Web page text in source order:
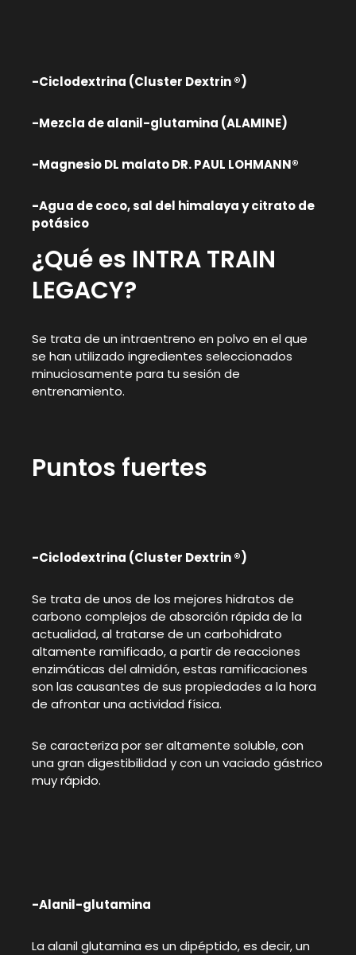
-Ciclodextrina (Cluster Dextrin ®)
-Mezcla de alanil-glutamina (ALAMINE)
-Magnesio DL malato DR. PAUL LOHMANN®
-Agua de coco, sal del himalaya y citrato de
potásico
¿Qué es INTRA TRAIN
LEGACY?
Se trata de un intraentreno en polvo en el que
se han utilizado ingredientes seleccionados
minuciosamente para tu sesión de
entrenamiento.
Puntos fuertes
-Ciclodextrina (Cluster Dextrin ®)
Se trata de unos de los mejores hidratos de
carbono complejos de absorción rápida de la
actualidad, al tratarse de un carbohidrato
altamente ramificado, a partir de reacciones
enzimáticas del almidón, estas ramificaciones
son las causantes de sus propiedades a la hora
de afrontar una actividad física.
Se caracteriza por ser altamente soluble, con
una gran digestibilidad y con un vaciado gástrico
muy rápido.
-Alanil-glutamina
La alanil glutamina es un dipéptido, es decir, un